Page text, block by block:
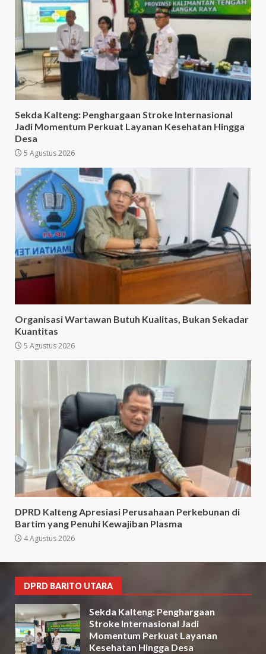
Sekda Kalteng: Penghargaan Stroke Internasional
Jadi Momentum Perkuat Layanan Kesehatan Hingga
Desa
5 Agustus 2026
Organisasi Wartawan Butuh Kualitas, Bukan Sekadar
Kuantitas
5 Agustus 2026
DPRD Kalteng Apresiasi Perusahaan Perkebunan di
Bartim yang Penuhi Kewajiban Plasma
4 Agustus 2026
DPRD BARITO UTARA
Sekda Kalteng: Penghargaan
Stroke Internasional Jadi
Momentum Perkuat Layanan
Kesehatan Hingga Desa